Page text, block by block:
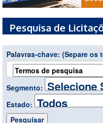
Pesquisa de
Palavras-chave: (Separe os
Segmento:
Estado: